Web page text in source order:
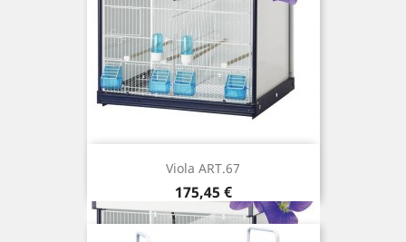
Viola ART.67
Precio
175,45 €